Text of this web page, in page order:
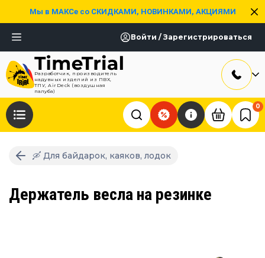
Мы в МАКСе со СКИДКАМИ, НОВИНКАМИ, АКЦИЯМИ
Войти / Зарегистрироваться
Разработчик, производитель
надувных изделий из ПВХ,
ТПУ, AirDeck (воздушная
палуба)
0
🛶 Для байдарок, каяков, лодок
Держатель весла на резинке